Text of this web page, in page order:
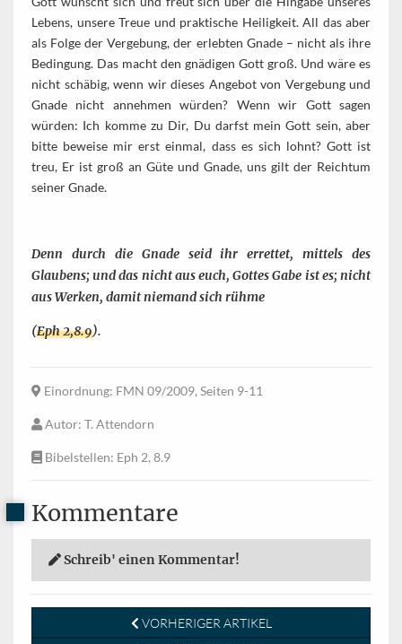
Lebens, unsere Treue und praktische Heiligkeit. All das aber
als Folge der Vergebung, der erlebten Gnade – nicht als ihre
Bedingung. Das macht den gnädigen Gott groß. Und wäre es
nicht schäbig, wenn wir dieses Angebot von Vergebung und
Gnade nicht annehmen würden? Wenn wir Gott sagen
würden: Ich komme zu Dir, Du darfst mein Gott sein, aber
bitte beweise mir erst einmal, dass es sich lohnt? Gott ist
treu, Er ist groß an Güte und Gnade, uns gilt der Reichtum
seiner Gnade.
Denn durch die Gnade seid ihr errettet, mittels des
Glaubens; und das nicht aus euch, Gottes Gabe ist es; nicht
aus Werken, damit niemand sich rühme
(Eph 2,8.9).
Einordnung: FMN 09/2009, Seiten 9-11
Autor: T. Attendorn
Bibelstellen: Eph 2, 8.9
Kommentare
Schreib' einen Kommentar!
VORHERIGER ARTIKEL